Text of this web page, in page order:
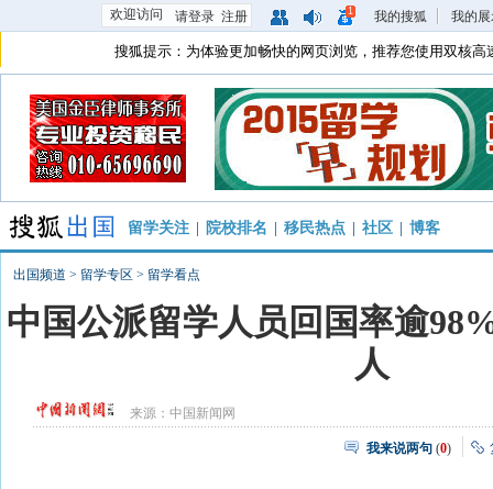
欢迎访问 请登录 注册 1 我的搜狐 我的
搜狐提示：为体验更加畅快的网页浏览，推荐您使用双核高
留学关注 院校排名 移民热点 社区 博客
出国频道 > 留学专区 > 留学看点
中国公派留学人员回国率逾
人
来源： 中国新闻网
我来说两句 (0)